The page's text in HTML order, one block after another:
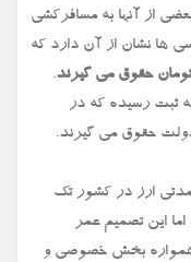
از آنها به مسافرکشی
ها نشان از آن دارد که
.
ثبت رسیده که در
مدتی ارز در کشور تک
این تصمیم عمر
همواره بخش خصوصی و